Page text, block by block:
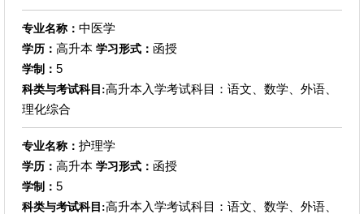
专业名称： 中医学
学历： 高升本 学习形式： 函授
学制： 5
科类与考试科目:高升本入学考试科目：语文、数学、外语、
理化综合
专业名称： 护理学
学历： 高升本 学习形式： 函授
学制： 5
科类与考试科目:高升本入学考试科目：语文、数学、外语、